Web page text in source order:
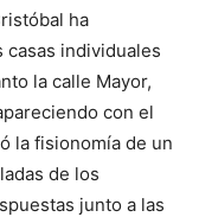
ha
casas individuales
la calle Mayor,
con el
la fisionomía de un
de los
junto a las